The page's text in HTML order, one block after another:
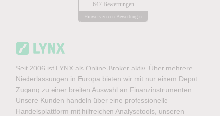
647 Bewertungen
Hinweis zu den Bewertungen
Seit 2006 ist LYNX als Online-Broker aktiv. Über mehrere
Niederlassungen in Europa bieten wir mit nur einem Depot
Zugang zu einer breiten Auswahl an Finanzinstrumenten.
Unsere Kunden handeln über eine professionelle
Handelsplattform mit hilfreichen Analysetools, unseren